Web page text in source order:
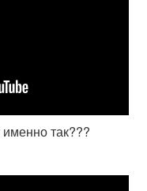
так???